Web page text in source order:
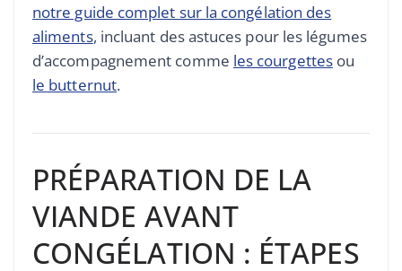
notre guide complet sur la congélation des
aliments, incluant des astuces pour les légumes
d’accompagnement comme les courgettesou
le butternut.
PRÉPARATION DE LA
VIANDE AVANT
CONGÉLATION : ÉTAPES